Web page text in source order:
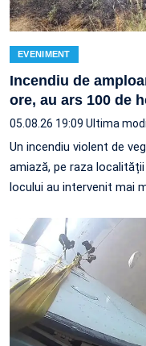
EVENIMENT
Incendiu de
ore, au ars 100 de
05.08.26 19:09 Ultima
Un incendiu violent de
amiază, pe raza
locului au intervenit mai